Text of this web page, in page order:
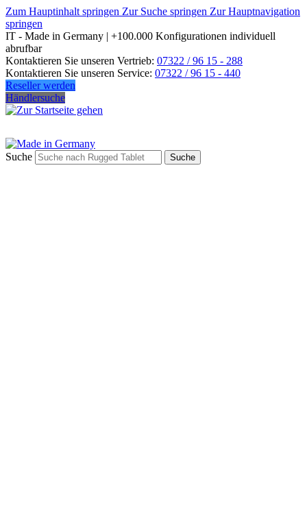
Zum Hauptinhalt springen Zur Suche springen Zur Hauptnavigation
springen
IT - Made in Germany | +100.000 Konfigurationen individuell
abrufbar
Kontaktieren Sie unseren Vertrieb: 07322 / 96 15 - 288
Kontaktieren Sie unseren Service: 07322 / 96 15 - 440
Reseller werden
Händlersuche
Suche Suche